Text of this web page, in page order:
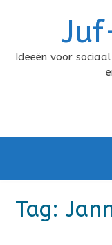
Ideeën voor
Tag: